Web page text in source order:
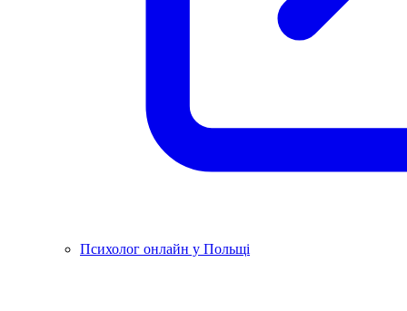
Психолог онлайн у Польщі